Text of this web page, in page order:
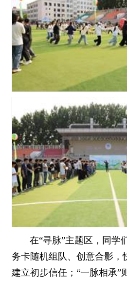
在“寻脉”主题区，同学
务卡随机组队、创意合影，
建立初步信任；“一脉相承”